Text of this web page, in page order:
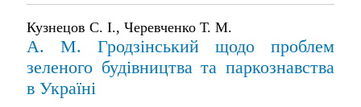
Кузнецов С. І., Черевченко Т. М.
А. М. Гродзінський щодо проблем
зеленого будівництва та паркознавства
в Україні